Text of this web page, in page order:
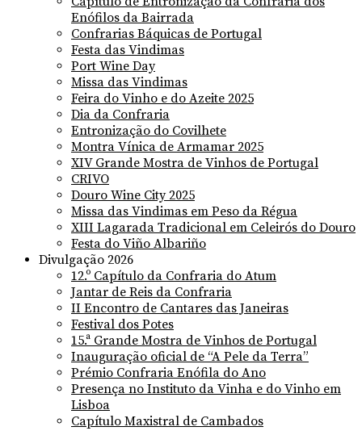
Enófilos da Bairrada
Confrarias Báquicas de Portugal
Festa das Vindimas
Port Wine Day
Missa das Vindimas
Feira do Vinho e do Azeite 2025
Dia da Confraria
Entronização do Covilhete
Montra Vínica de Armamar 2025
XIV Grande Mostra de Vinhos de Portugal
CRIVO
Douro Wine City 2025
Missa das Vindimas em Peso da Régua
XIII Lagarada Tradicional em Celeirós do Douro
Festa do Viño Albariño
Divulgação 2026
12.º Capítulo da Confraria do Atum
Jantar de Reis da Confraria
II Encontro de Cantares das Janeiras
Festival dos Potes
15.ª Grande Mostra de Vinhos de Portugal
Inauguração oficial de “A Pele da Terra”
Prémio Confraria Enófila do Ano
Presença no Instituto da Vinha e do Vinho em
Lisboa
Capítulo Maxistral de Cambados